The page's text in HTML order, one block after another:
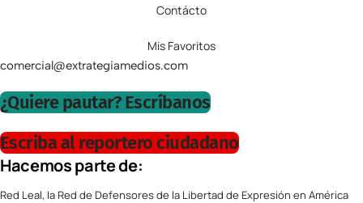
Contácto
Mis Favoritos
comercial@extrategiamedios.com
¿Quiere pautar? Escríbanos
Escriba al reportero ciudadano
Hacemos parte de:
Red Leal, la Red de Defensores de la Libertad de Expresión en América